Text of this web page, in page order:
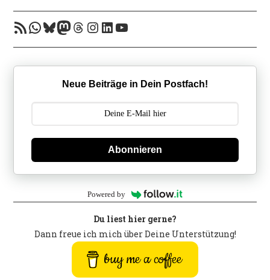
RSS-FeedWhatsApp
Bluesky
Mastodon
Threads
Instagram
LinkedIn
YouTube
Neue Beiträge in Dein Postfach!
Abonnieren
Powered by
Du liest hier gerne?
Dann freue ich mich über Deine Unterstützung!
buy me a coffee